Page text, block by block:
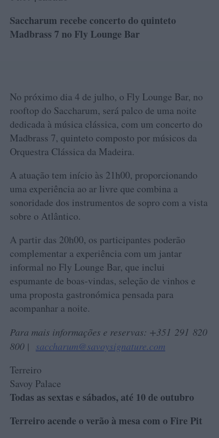
Saccharum recebe concerto do quinteto
Madbrass 7 no Fly Lounge Bar
No próximo dia 4 de julho, o Fly Lounge Bar, no
rooftop do Saccharum, será palco de uma noite
dedicada à música clássica, com um concerto do
Madbrass 7, quinteto composto por músicos da
Orquestra Clássica da Madeira.
A atuação tem início às 21h00, proporcionando
uma experiência ao ar livre que combina a
sonoridade dos instrumentos de sopro com a vista
sobre o Atlântico.
A partir das 20h00, os participantes poderão
complementar a experiência com um jantar
informal no Fly Lounge Bar, que inclui
espumante de boas-vindas, seleção de vinhos e
uma proposta gastronómica pensada para
acompanhar a noite.
Para mais informações e reservas: +351 291 820
800 | saccharum@savoysignature.com
Terreiro
Savoy Palace
Todas as sextas e sábados, até 10 de outubro
Terreiro acende o verão à mesa com o Fire Pit